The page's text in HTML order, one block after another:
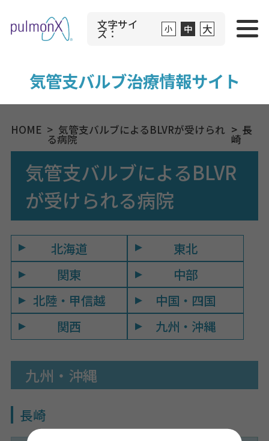
気管支バルブ治療情報サイト
文字サイ
ズ： 小 中 大
HOME 気管支バルブによるBLVRが受けられ
る病院
長
崎
気管支バルブによるBLVR
が受けられる病院
北海道
東北
関東
中部
北陸・甲信越
中国・四国
関西
九州・沖縄
九州・沖縄
長崎